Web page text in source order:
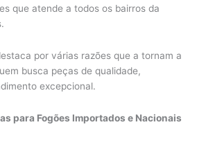
que atende a todos os bairros da
por várias razões que a tornam a
busca peças de qualidade,
excepcional.
para Fogões Importados e Nacionais